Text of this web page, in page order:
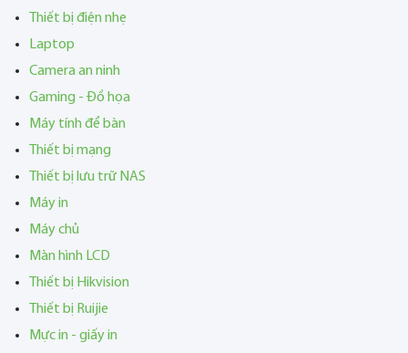
Thiết bị điện nhẹ
Laptop
Camera an ninh
Gaming - Đồ họa
Máy tính để bàn
Thiết bị mạng
Thiết bị lưu trữ NAS
Máy in
Máy chủ
Màn hình LCD
Thiết bị Hikvision
Thiết bị Ruijie
Mực in - giấy in